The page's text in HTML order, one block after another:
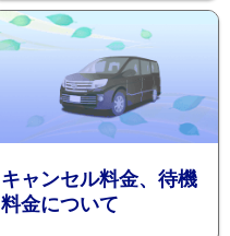
送迎
京
成
田
キャンセル料金、待機
料金について